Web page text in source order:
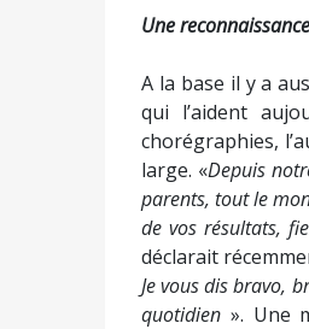
Une
A la base il y a
qui l’aident
chorégraphies,
large. «Depuis
parents, tout le
de vos résultats,
déclarait
Je vous dis bravo,
quotidien ». Une